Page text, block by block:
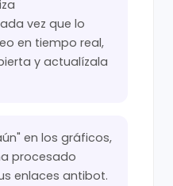
vez que lo
en tiempo real,
y actualízala
en los gráficos,
procesado
enlaces antibot.